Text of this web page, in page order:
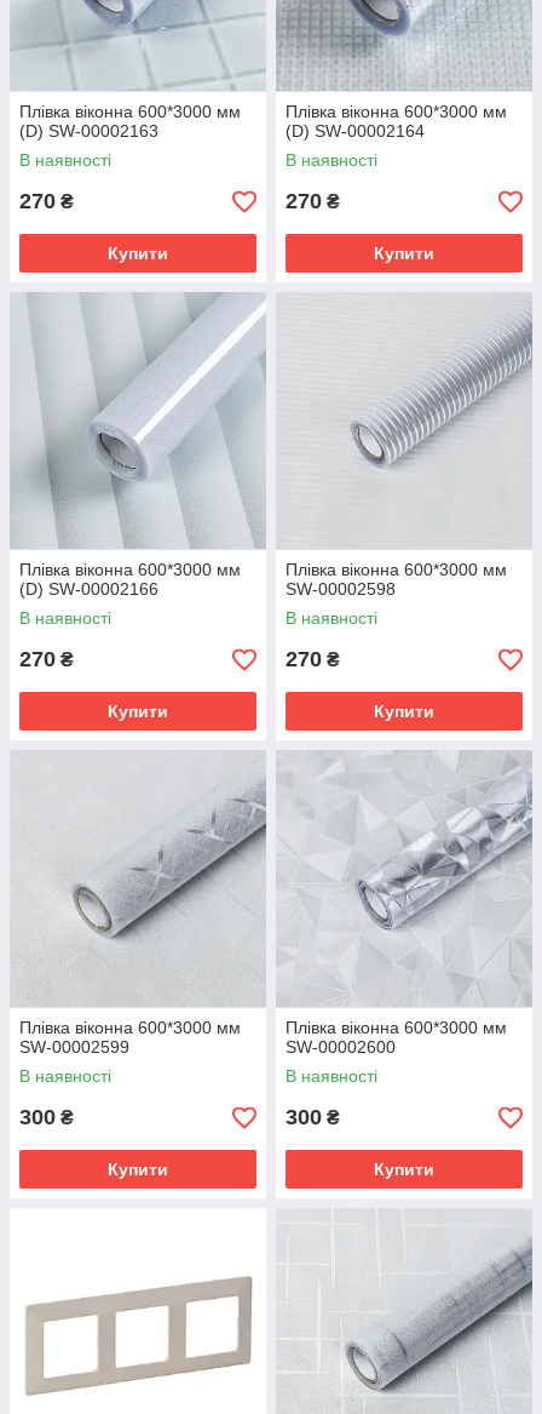
Плівка віконна 600*3000 мм
(D) SW-00002163
В наявності
270 ₴
Купити
Плівка віконна 600*3000 мм
(D) SW-00002164
В наявності
270 ₴
Купити
Плівка віконна 600*3000 мм
(D) SW-00002166
В наявності
270 ₴
Купити
Плівка віконна 600*3000 мм
SW-00002598
В наявності
270 ₴
Купити
Плівка віконна 600*3000 мм
SW-00002599
В наявності
300 ₴
Купити
Плівка віконна 600*3000 мм
SW-00002600
В наявності
300 ₴
Купити